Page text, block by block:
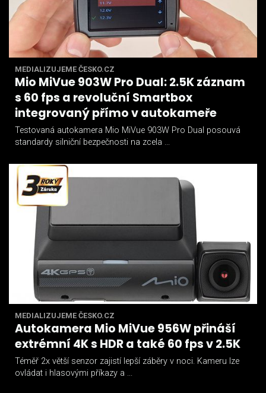
MEDIALIZUJEME ČESKO.CZ
Mio MiVue 903W Pro Dual: 2.5K záznam
s 60 fps a revoluční Smartbox
integrovaný přímo v autokameře
Testovaná autokamera Mio MiVue 903W Pro Dual posouvá
standardy silniční bezpečnosti na zcela ...
MEDIALIZUJEME ČESKO.CZ
Autokamera Mio MiVue 956W přináší
extrémní 4K s HDR a také 60 fps v 2.5K
Téměř 2x větší senzor zajistí lepší záběry v noci. Kameru lze
ovládat i hlasovými příkazy a ...